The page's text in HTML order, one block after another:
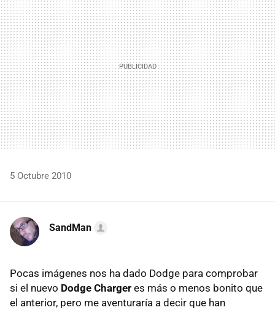
5 Octubre 2010
SandMan
Pocas imágenes nos ha dado Dodge para comprobar
si el nuevo Dodge Charger es más o menos bonito que
el anterior, pero me aventuraría a decir que han